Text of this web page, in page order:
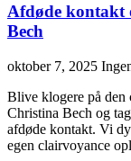
Afdøde kontakt
Bech
oktober 7, 2025
Blive klogere på den
Christina Bech og
afdøde kontakt. Vi
egen clairvoyance